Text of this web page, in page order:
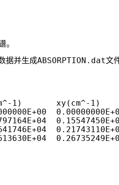
。
据并生成ABSORPTION.dat文
1)       xy(cm^-1)